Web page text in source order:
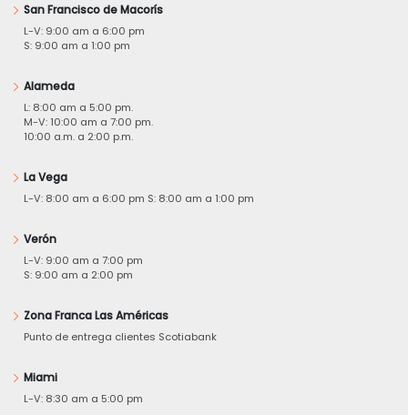
San Francisco de Macorís
L-V: 9:00 am a 6:00 pm
S: 9:00 am a 1:00 pm
Alameda
L: 8:00 am a 5:00 pm.
M-V: 10:00 am a 7:00 pm.
10:00 a.m. a 2:00 p.m.
La Vega
L-V: 8:00 am a 6:00 pm S: 8:00 am a 1:00 pm
Verón
L-V: 9:00 am a 7:00 pm
S: 9:00 am a 2:00 pm
Zona Franca Las Américas
Punto de entrega clientes Scotiabank
Miami
L-V: 8:30 am a 5:00 pm